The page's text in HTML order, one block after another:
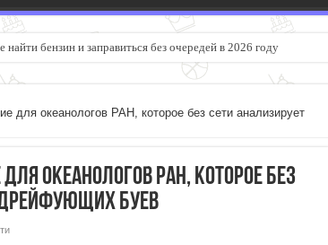
бензин и заправиться без очередей в 2026 году
для океанологов РАН, которое без сети анализирует
океанологов РАН, которое без
буев